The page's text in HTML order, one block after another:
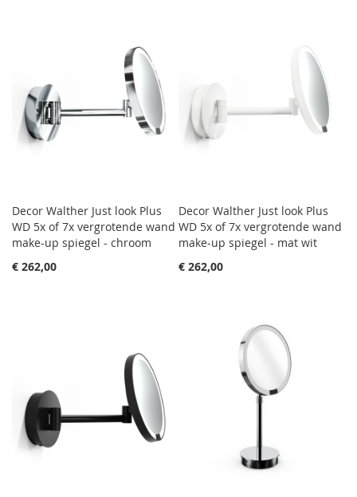
Decor Walther Just look Plus
WD 5x of 7x vergrotende wand
make-up spiegel - chroom
€ 262,00
Decor Walther Just look Plus
WD 5x of 7x vergrotende wand
make-up spiegel - mat wit
€ 262,00